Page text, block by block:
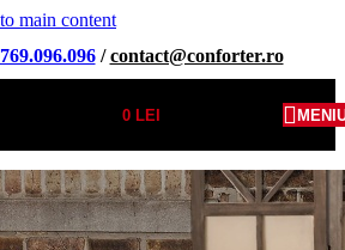
main content
/contact@conforter.ro
0LEI